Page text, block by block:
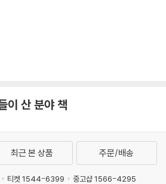
이 산 분야 책
최근 본 상품 주문/배송
티켓 1544-6399
중고샵 1566-4295